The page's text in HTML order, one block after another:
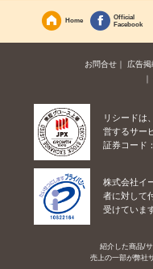
Home
Official
Facebook
お問合せ 広告掲
リシードは
営するサー
証券コード
株式会社イ
者に対して
受けていま
紹介した商品/
売上の一部が弊社